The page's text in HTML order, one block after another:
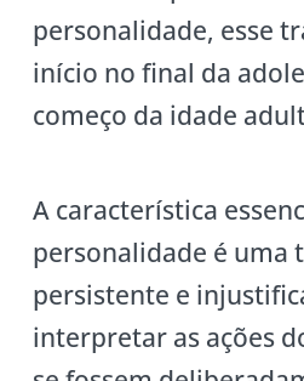
personalidade, esse
início no final da
começo da idade
A característica
personalidade é uma
persistente e
interpretar as ações